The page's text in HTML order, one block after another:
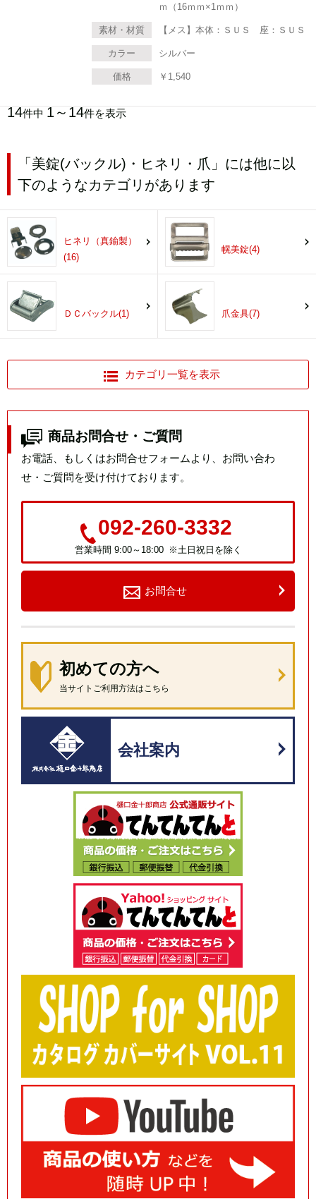
ｍ（16ｍｍ×1ｍｍ）
素材・材質 【メス】本体：ＳＵＳ 座：ＳＵＳ
カラー シルバー
価格 ￥ 1,540
14件中 1～14件を表示
「美錠(バックル)・ヒネリ・爪」には他に以
下のようなカテゴリがあります
ヒネリ（真鍮製）
(16)
幌美錠(4)
ＤＣバックル(1) 爪金具(7)
カテゴリ一覧を表示
商品お問合せ・ご質問
お電話、もしくはお問合せフォームより、お問い合わ
せ・ご質問を受け付けております。
092-260-3332
営業時間 9:00～18:00 ※土日祝日を除く
お問合せ
初めての方へ
当サイトご利用方法はこちら
会社案内